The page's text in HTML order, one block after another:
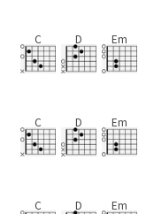
C D Em
C D Em
C D Em